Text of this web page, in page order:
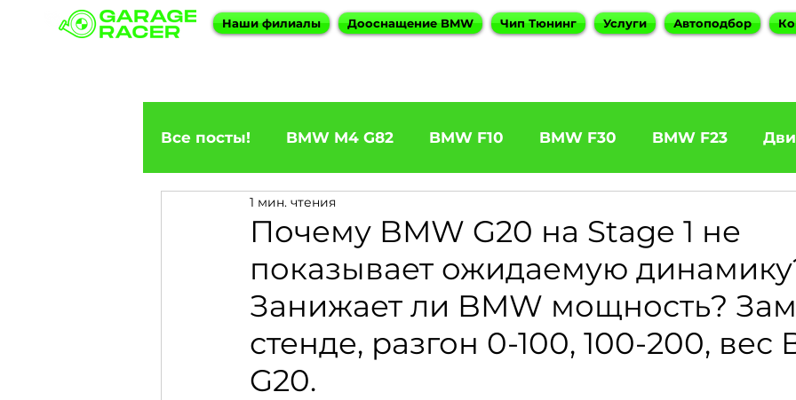
Наши филиалы Дооснащение BMW Чип Тюнинг Услуги Автоподбор
Все посты! BMW M4 G82 BMW F10 BMW F30 BMW F23
ПРИГОН BMW
BMW X5 BMW E92 335 BOOTMOD3 BMW X5 E70 BMW X3
BMW X6 BMW 5 Series BMW 6 Series BMW G20 BMW 7
Почему BMW G20 на Stage 1 не
показывает ожидаемую
Занижает ли BMW мощность?
стенде, разгон 0-100, 100-200, вес
G20.
1 мин. чтения